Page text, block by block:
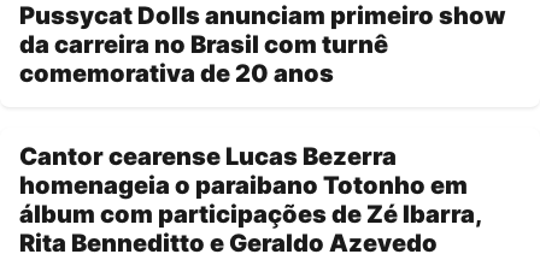
Pussycat Dolls anunciam primeiro show
da carreira no Brasil com turnê
comemorativa de 20 anos
Cantor cearense Lucas Bezerra
homenageia o paraibano Totonho em
álbum com participações de Zé Ibarra,
Rita Benneditto e Geraldo Azevedo